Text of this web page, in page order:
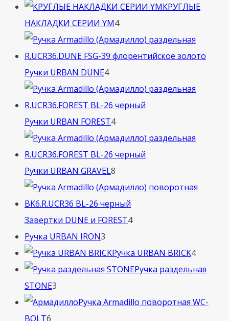
товара
КРУГЛЫЕ
НАКЛАДКИ СЕРИИ YM44
товара
Ручки URBAN DUNE44
товара
Ручки URBAN FOREST44
товара
Ручки URBAN GRAVEL8
товаров
Завертки DUNE и FOREST44
Ручка URBAN IRON3
товара
Ручка URBAN BRICK44
товара
Ручка раздельная
STONE3
товараРучка Armadillo поворотная WC-
BOLT6